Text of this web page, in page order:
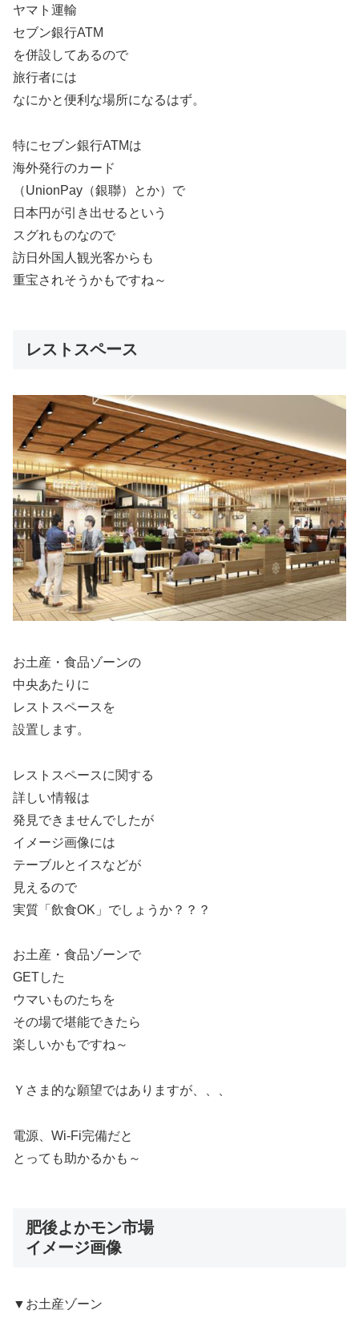
ヤマト運輸
セブン銀行ATM
を併設してあるので
旅行者には
なにかと便利な場所になるはず。
特にセブン銀行ATMは
海外発行のカード
（UnionPay（銀聯）とか）で
日本円が引き出せるという
スグれものなので
訪日外国人観光客からも
重宝されそうかもですね～
レストスペース
お土産・食品ゾーンの
中央あたりに
レストスペースを
設置します。
レストスペースに関する
詳しい情報は
発見できませんでしたが
イメージ画像には
テーブルとイスなどが
見えるので
実質「飲食OK」でしょうか？？？
お土産・食品ゾーンで
GETした
ウマいものたちを
その場で堪能できたら
楽しいかもですね～
Ｙさま的な願望ではありますが、、、
電源、Wi-Fi完備だと
とっても助かるかも～
肥後よかモン市場
イメージ画像
▼お土産ゾーン